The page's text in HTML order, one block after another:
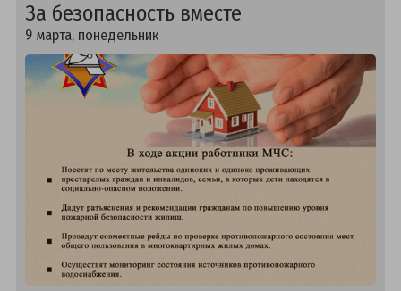
За безопасность вместе
9 марта, понедельник